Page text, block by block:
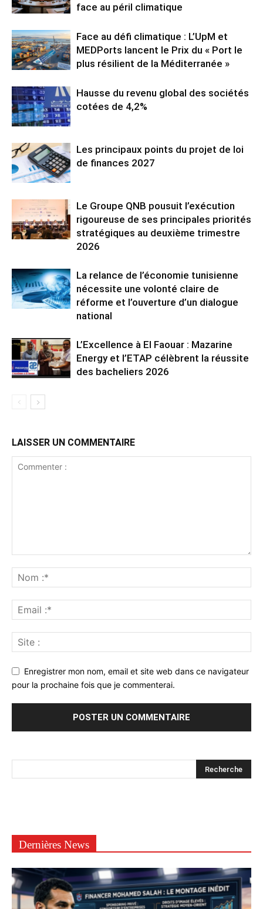
face au péril climatique
Face au défi climatique : L’UpM et
MEDPorts lancent le Prix du « Port le
plus résilient de la Méditerranée »
Hausse du revenu global des sociétés
cotées de 4,2%
Les principaux points du projet de loi
de finances 2027
Le Groupe QNB pousuit l’exécution
rigoureuse de ses principales priorités
stratégiques au deuxième trimestre
2026
La relance de l’économie tunisienne
nécessite une volonté claire de
réforme et l’ouverture d’un dialogue
national
L’Excellence à El Faouar : Mazarine
Energy et l’ETAP célèbrent la réussite
des bacheliers 2026
LAISSER UN COMMENTAIRE
Enregistrer mon nom, email et site web dans ce navigateur
pour la prochaine fois que je commenterai.
Dernières News